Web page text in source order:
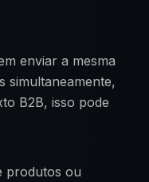
enviar a mesma
simultaneamente,
B2B, isso pode
produtos ou